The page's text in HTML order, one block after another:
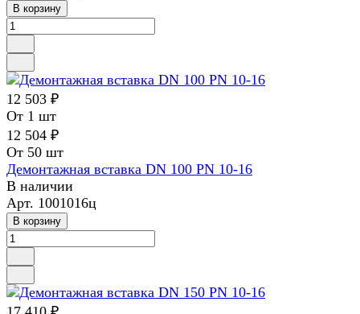
В корзину
12 503 ₽
От 1 шт
12 504 ₽
От 50 шт
Демонтажная вставка DN 100 PN 10-16
В наличии
Арт. 1001016ц
В корзину